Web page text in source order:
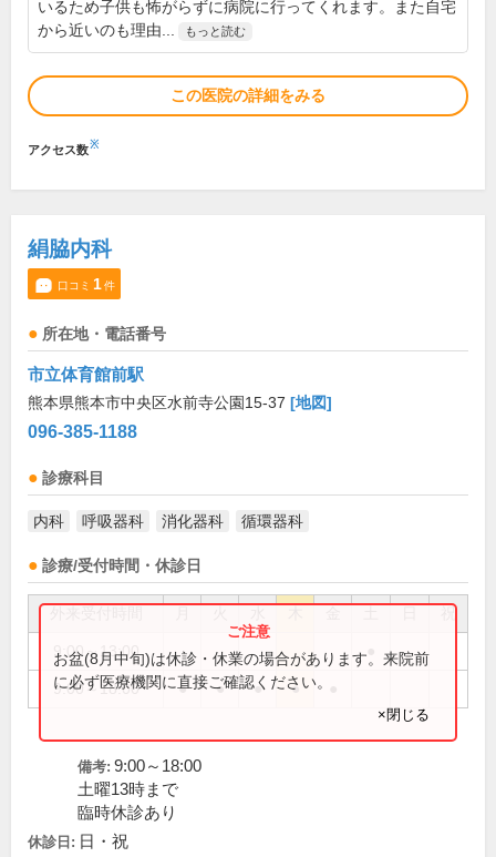
いるため子供も怖がらずに病院に行ってくれます。また自宅
から近いのも理由...
もっと読む
この医院の詳細をみる
アクセス数※
絹脇内科
口コミ 1件
所在地・電話番号
市立体育館前駅
熊本県熊本市中央区水前寺公園15-37 [地図]
096-385-1188
診療科目
内科 呼吸器科 消化器科 循環器科
診療/受付時間・休診日
祝
9:00～13:00
9:00～18:00 ● ● ● ●
お盆(8月中旬)は休診・休業の場合があります。来院前
に必ず医療機関に直接ご確認ください。
×閉じる
備考: 9:00～18:00
土曜13時まで
臨時休診あり
休診日: 日・祝